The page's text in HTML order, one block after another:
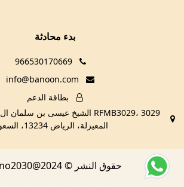
بدء محادثة
966530170669
بطاقة الدعم
المعيزلة، الرياض 13234، السعودية
حقوق النشر © techno2030@2024